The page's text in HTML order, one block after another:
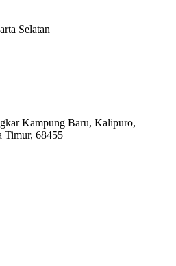
Selatan
Kampung Baru, Kalipuro,
Timur, 68455